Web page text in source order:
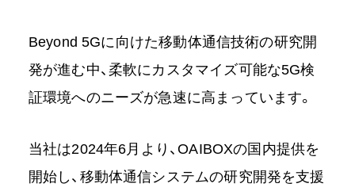
Beyond 5Gに向けた移動体通信技術の研究開
発が進む中、柔軟にカスタマイズ可能な5G検
証環境へのニーズが急速に高まっています。
当社は2024年6月より、OAIBOXの国内提供を
開始し、移動体通信システムの研究開発を支援